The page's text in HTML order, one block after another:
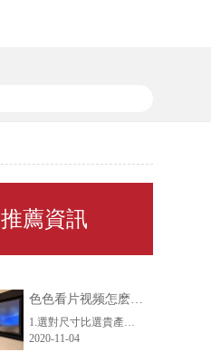
推薦資訊
色色看片视频怎麽選？91看片网站下载智能辦公來支招，3步就有答案
1.選對尺寸比選貴產品更重要2.產品功能比參數更重要3.選大品牌，服務體驗更有保障。合上麵的三大建議，我推薦大家選擇MAXHUB的色色看片视频。
2020-11-04